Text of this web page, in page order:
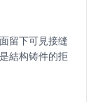
留下可見接缝
結构铸件的拒